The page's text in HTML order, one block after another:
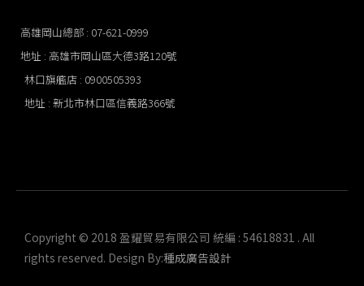
高雄岡山總部 : 07-621-0999
地址 : 高雄市岡山區大德3路120號
林口旗艦店​ : 0900505393
地址 : 新北市林口區信義路366號
Copyright © 2018 盈耀貿易有限公司 統編 : 54618831 . All
rights reserved. Design By:種成廣告設計